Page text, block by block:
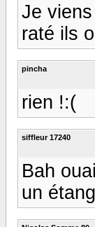
Je
raté ils
pincha
rien !:(
siffleur 17240
Bah
un